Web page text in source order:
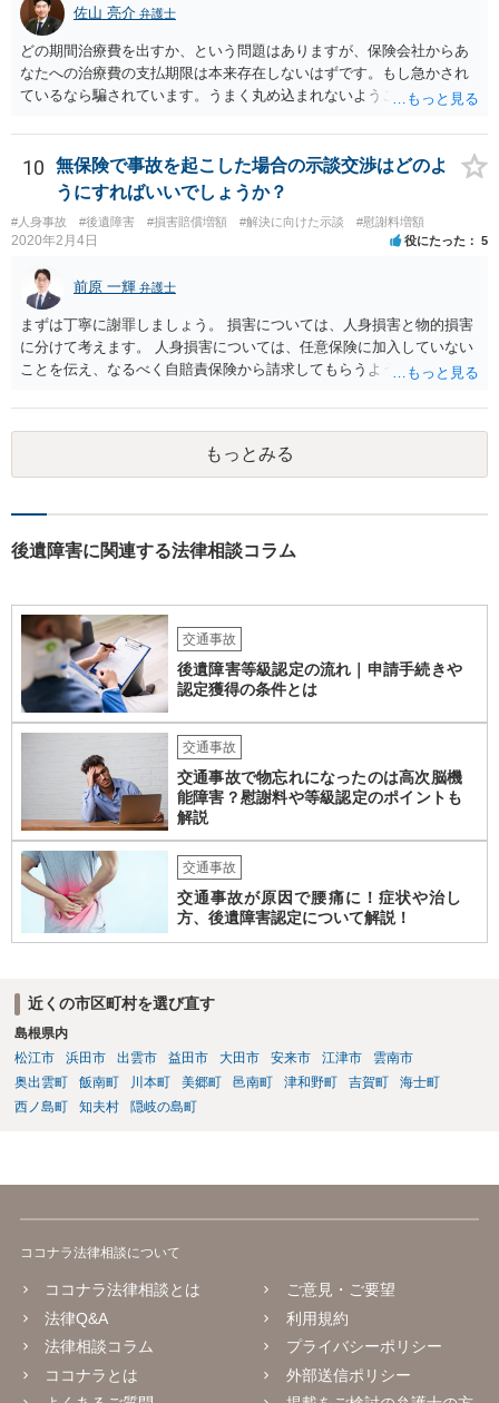
可能な弁護士に個別に問い合わせ、上記の方法等を参考に進め方を相
談してみるのが望ましいかもしれません。
佐山 亮介 弁護士
どの期間治療費を出すか、という問題はありますが、保険会社からあ
なたへの治療費の支払期限は本来存在しないはずです。もし急かされ
ているなら騙されています。うまく丸め込まれないようご注意下さ
せんが、受診したならば提出すべきです。
10
無保険で事故を起こした場合の示談交渉はどのよ
うにすればいいでしょうか？
#人身事故 #後遺障害 #損害賠償増額 #解決に向けた示談 #慰謝料増額
2020年2月4日 役にたった 5
前原 一輝 弁護士
まずは丁寧に謝罪しましょう。 損害については、人身損害と物的損害
に分けて考えます。 人身損害については、任意保険に加入していない
ことを伝え、なるべく自賠責保険から請求してもらうようお願いして
願いしてください。 物的損害については、請求の根拠を精査する必要
があり、写真や見積書を送ってもらい、請求金額が正当化をちゃんと
チェックする必要があります。 相談者様の資力がどれだけあるのかは
分かりませんが、資力に応じた対応をして行くほかありません。 訴訟
ャラクターの問題もあるので、どうすればよいのかという正解はあり
合によっては交渉を任せた方がいいかもしれません。
もっとみる
後遺障害に関連する法律相談コラム
交通事故
後遺障害等級認定の流れ｜申請手続きや
認定獲得の条件とは
交通事故
交通事故で物忘れになったのは高次脳機
能障害？慰謝料や等級認定のポイントも
解説
交通事故
交通事故が原因で腰痛に！症状や治し
方、後遺障害認定について解説！
近くの市区町村を選び直す
島根県内
松江市
浜田市 出雲市 益田市 大田市 安来市 江津市
雲南市
奥出雲町
飯南町 川本町 美郷町 邑南町 津和野町 吉賀町
海士町
西ノ島町
知夫村 隠岐の島町
ココナラ法律相談について
ココナラ法律相談とは
法律Q&A
法律相談コラム
ココナラとは
ご意見・ご要望
利用規約
プライバシーポリシー
外部送信ポリシー